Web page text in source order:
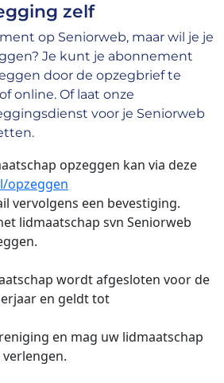
zelf
op Seniorweb, maar wil je je
Je kunt je abonnement
door de opzegbrief te
online. Of laat onze
voor je Seniorweb
opzeggen kan via deze
opzeggen
vervolgens een bevestiging.
lidmaatschap svn Seniorweb
wordt afgesloten voor de
en geldt tot
en mag uw lidmaatschap